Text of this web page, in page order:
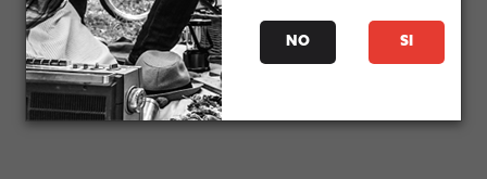
NO SI